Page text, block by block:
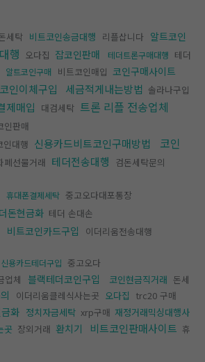
세탁 비트코인송금대행 리플삽니다 알트코인
행 오다집 잡코인판매 테더트론구매대행 테더
알트코인구매 비트코인매입 코인구매사이트
인이체구입 세금적게내는방법 솔라나구입
제매입 대검세탁 트론 리플 전송업체
인판매
인대행 신용카드비트코인구매방법
코인
폐선물거래 테더전송대행 검돈세탁문의
휴대폰결제세탁 중고오다대포통장
돈현금화 테더 손대손
비트코인카드구입 이더리움전송대행
신용카드테더구입 중고오다
업체 블랙테더코인구입 코인현금직거래 돈세
이더리움클레식사는곳 오다집 trc20 구매
화 정치자금세탁 xrp구매 재정거래믹싱대행사
곳 장외거래 환치기 비트코인판매사이트 휴